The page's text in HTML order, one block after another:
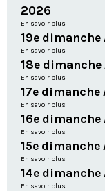
2026
En savoir plus
19e dimanche
En savoir plus
18e
En savoir plus
17e
En savoir plus
16e
En savoir plus
15e
En savoir plus
14e
En savoir plus